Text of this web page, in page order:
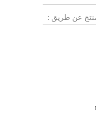
عن طريق :